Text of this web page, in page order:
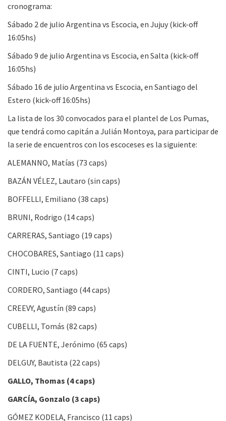
cronograma:
Sábado 2 de julio Argentina vs Escocia, en Jujuy (kick-off
16:05hs)
Sábado 9 de julio Argentina vs Escocia, en Salta (kick-off
16:05hs)
Sábado 16 de julio Argentina vs Escocia, en Santiago del
Estero (kick-off 16:05hs)
La lista de los 30 convocados para el plantel de Los Pumas,
que tendrá como capitán a Julián Montoya, para participar de
la serie de encuentros con los escoceses es la siguiente:
ALEMANNO, Matías (73 caps)
BAZÁN VÉLEZ, Lautaro (sin caps)
BOFFELLI, Emiliano (38 caps)
BRUNI, Rodrigo (14 caps)
CARRERAS, Santiago (19 caps)
CHOCOBARES, Santiago (11 caps)
CINTI, Lucio (7 caps)
CORDERO, Santiago (44 caps)
CREEVY, Agustín (89 caps)
CUBELLI, Tomás (82 caps)
DE LA FUENTE, Jerónimo (65 caps)
DELGUY, Bautista (22 caps)
GALLO, Thomas (4 caps)
GARCÍA, Gonzalo (3 caps)
GÓMEZ KODELA, Francisco (11 caps)